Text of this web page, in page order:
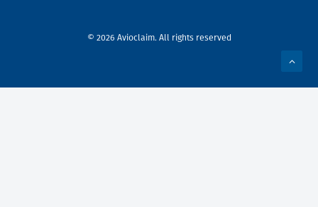
© 2026 Avioclaim. All rights reserved